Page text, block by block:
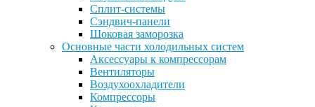
Сплит-системы
Сэндвич-панели
Шоковая заморозка
Основные части холодильных систем
Аксессуары к компрессорам
Вентиляторы
Воздухоохладители
Компрессоры